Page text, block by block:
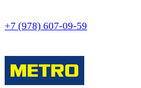
+7 (978) 607-09-59